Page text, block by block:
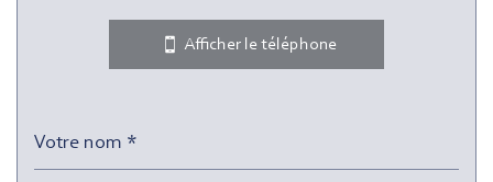
École maternelle
Enseignement supérieur
Afficher le téléphone